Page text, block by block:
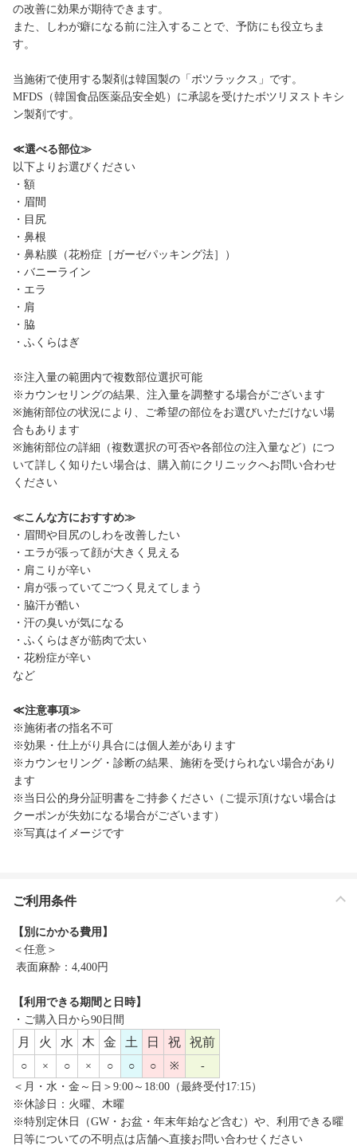
の改善に効果が期待できます。
また、しわが癖になる前に注入することで、予防にも役立ちま
す。
当施術で使用する製剤は韓国製の「ボツラックス」です。
MFDS（韓国食品医薬品安全処）に承認を受けたボツリヌストキシ
ン製剤です。
≪選べる部位≫
以下よりお選びください
・額
・眉間
・目尻
・鼻根
・鼻粘膜（花粉症［ガーゼパッキング法］）
・バニーライン
・エラ
・肩
・脇
・ふくらはぎ
※注入量の範囲内で複数部位選択可能
※カウンセリングの結果、注入量を調整する場合がございます
※施術部位の状況により、ご希望の部位をお選びいただけない場
合もあります
※施術部位の詳細（複数選択の可否や各部位の注入量など）につ
いて詳しく知りたい場合は、購入前にクリニックへお問い合わせ
ください
≪こんな方におすすめ≫
・眉間や目尻のしわを改善したい
・エラが張って顔が大きく見える
・肩こりが辛い
・肩が張っていてごつく見えてしまう
・脇汗が酷い
・汗の臭いが気になる
・ふくらはぎが筋肉で太い
・花粉症が辛い
など
≪注意事項≫
※施術者の指名不可
※効果・仕上がり具合には個人差があります
※カウンセリング・診断の結果、施術を受けられない場合があり
ます
※当日公的身分証明書をご持参ください（ご提示頂けない場合は
クーポンが失効になる場合がございます）
※写真はイメージです
ご利用条件
【別にかかる費用】
＜任意＞
表面麻酔：4,400円
【利用できる期間と日時】
・ご購入日から90日間
月 火 水 木 金 土 日 祝 祝前
○ × ○ × ○ ○ ○ ※
-
＜月・水・金～日＞9:00～18:00（最終受付17:15）
※休診日：火曜、木曜
※特別定休日（GW・お盆・年末年始など含む）や、利用できる曜
日等についての不明点は店舗へ直接お問い合わせください